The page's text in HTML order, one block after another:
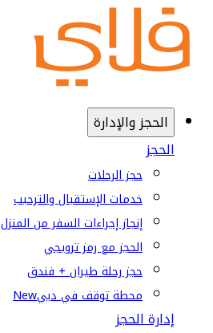
الحجز والإدارة
الحجز
حجز الرحلات
خدمات الإستقبال والترحيب
إنجاز إجراءات السفر من المنزل
الحجز مع رمز ترويجي
حجز رحلة طيران + فندق
محطة توقف في دبيNew
إدارة الحجز